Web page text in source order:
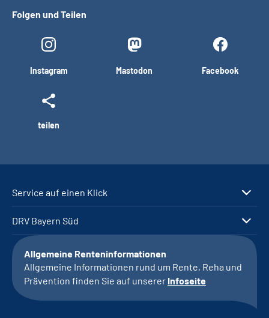
Folgen und Teilen
Instagram Mastodon Facebook
teilen
Service auf einen Klick
DRV Bayern Süd
Allgemeine Renteninformationen
Allgemeine Informationen rund um Rente, Reha und
Prävention finden Sie auf unserer Infoseite